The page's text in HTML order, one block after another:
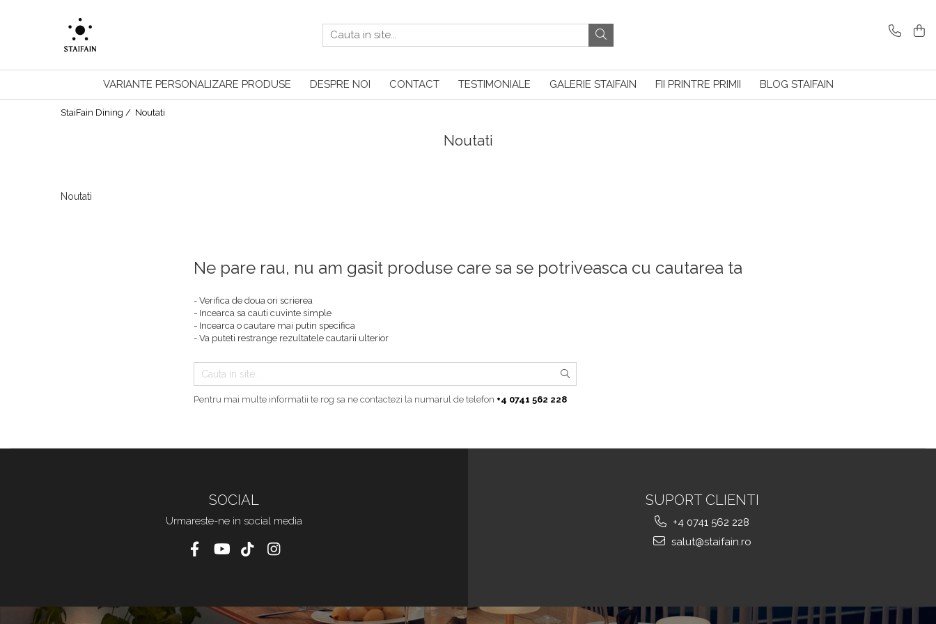
VARIANTE PERSONALIZARE PRODUSE DESPRE NOI CONTACT TESTIMONIALE GALERIE STAIFAIN FII PRINTRE PRIMII BLOG STAIFAIN
StaiFain Dining / Noutati
Noutati
Noutati
Ne pare rau, nu am gasit produse care sa se potriveasca cu cautarea ta
- Verifica de doua ori scrierea
- Incearca sa cauti cuvinte simple
- Incearca o cautare mai putin specifica
- Va puteti restrange rezultatele cautarii ulterior
Pentru mai multe informatii te rog sa ne contactezi la numarul de telefon +4 0741 562 228
SOCIAL
Urmareste-ne in social media
SUPORT CLIENTI
+4 0741 562 228
salut@staifain.ro